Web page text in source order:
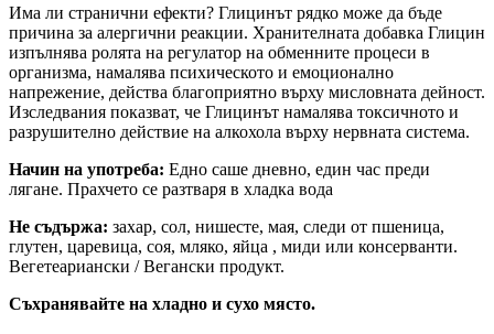
Има ли странични ефекти? Глицинът рядко може да бъде
причина за алергични реакции. Хранителната добавка Глицин
изпълнява ролята на регулатор на обменните процеси в
организма, намалява психическото и емоционално
напрежение, действа благоприятно върху мисловната дейност.
Изследвания показват, че Глицинът намалява токсичното и
разрушително действие на алкохола върху нервната система.
Начин на употреба: Едно саше дневно, един час преди
лягане. Прахчето се разтваря в хладка вода
Не съдържа: захар, сол, нишесте, мая, следи от пшеница,
глутен, царевица, соя, мляко, яйца , миди или консерванти.
Вегетеариански / Вегански продукт.
Съхранявайте на хладно и сухо място.